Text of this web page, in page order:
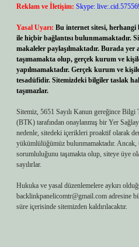
Reklam ve İletişim: Skype:
Yasal Uyarı: Bu internet sitesi,
ile hiçbir bağlantısı bulunmamaktadır.
makaleler paylaşılmaktadır. Burada
taşımamakta olup, gerçek kurum ve
yapılmamaktadır. Gerçek kurum ve
tesadüfidir. Sitemizdeki bilgiler taslak
taşımazlar.
Sitemiz, 5651 Sayılı Kanun gereğince
(BTK) tarafından onaylanmış bir Yer
nedenle, sitedeki içerikleri proaktif olarak
yükümlülüğümüz bulunmamaktadır.
sorumluluğunu taşımakta olup, siteye üye
sayılırlar.
Hukuka ve yasal düzenlemelere aykırı
backlinkpanelicomtr@gmail.com adresine
süre içerisinde sitemizden kaldırılacaktır.